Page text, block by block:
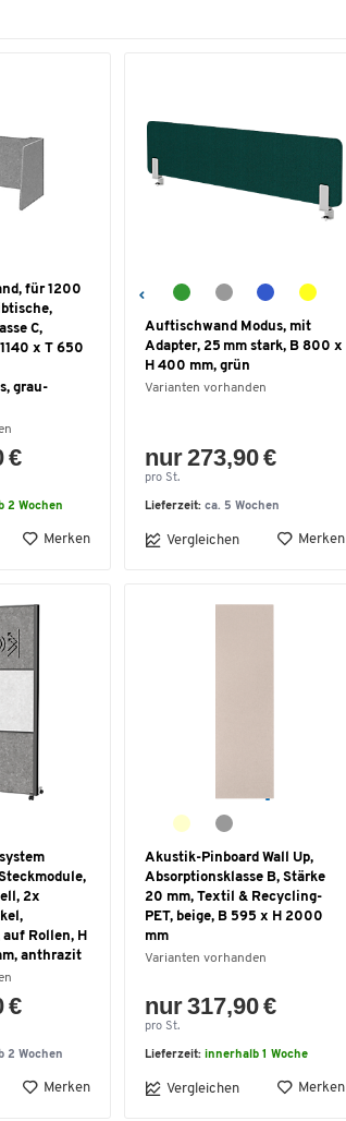
für 1200
C,
x T 650
grau-
€
2 Wochen
Merken
Auftischwand Modus, mit
Adapter, 25 mm stark, B 800 x
H 400 mm, grün
Varianten vorhanden
nur 273,90 €
pro St.
Lieferzeit: ca. 5 Wochen
Vergleichen Merken
2x
Rollen, H
anthrazit
€
2 Wochen
Merken
Akustik-Pinboard Wall Up,
Absorptionsklasse B, Stärke
20 mm, Textil & Recycling-
PET, beige, B 595 x H 2000
mm
Varianten vorhanden
nur 317,90 €
pro St.
Lieferzeit: innerhalb 1 Woche
Vergleichen Merken